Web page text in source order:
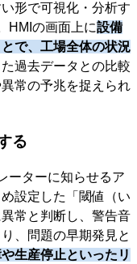
形で可視化・分析す
HMIの画面上に設備
で、工場全体の状況
過去データとの比較
常の予兆を捉えられ
る
ーターに知らせるア
設定した「閾値（い
常と判断し、警告音
、問題の早期発見と
生産停止といったリ